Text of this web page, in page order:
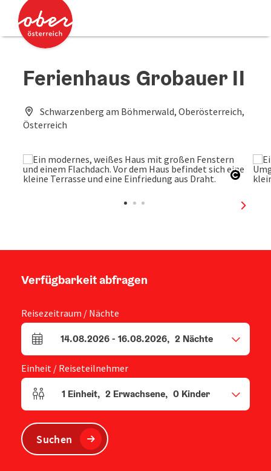
Zum Inhalt
Zum Seitenanfang
Ferienhaus Grobauer II
Schwarzenberg am Böhmerwald, Oberösterreich,
Österreich
Verfügbarkeit abfragen
Reisezeitraum / Nächte
An- und Abreisefelder
14.08.2026- 16.08.2026, 2 Nächte
Einheit / Reiseteilnehmer
Einheitenanzahl und Personenfelder
1 Einheit, 2 Erwachsene, 0 Kinder
Suchen